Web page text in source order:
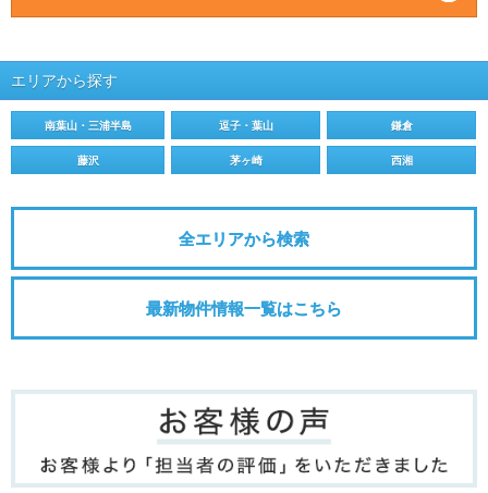
エリアから探す
南葉山・三浦半島 逗子・葉山 鎌倉
藤沢 茅ヶ崎 西湘
全エリアから検索
最新物件情報一覧はこちら